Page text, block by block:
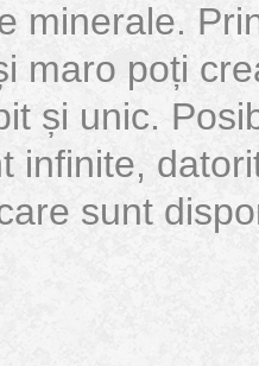
minerale.
maro poți
și unic.
infinite,
sunt